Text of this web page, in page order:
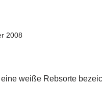
2008
weiße Rebsorte